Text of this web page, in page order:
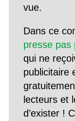
vue.
Dans ce
presse pas
qui ne
publicitaire
lecteurs et
d’exister !